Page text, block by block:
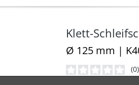
Klett-
Ø 125 mm |
(0)